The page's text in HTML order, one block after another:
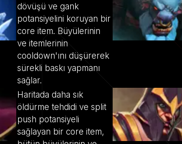
dövüşü ve gank
potansiyelini koruyan bir
core item. Büyülerinin
ve itemlerinin
cooldown'ını düşürerek
sürekli baskı yapmanı
sağlar.
Haritada daha sık
öldürme tehdidi ve split
push potansiyeli
sağlayan bir core item,